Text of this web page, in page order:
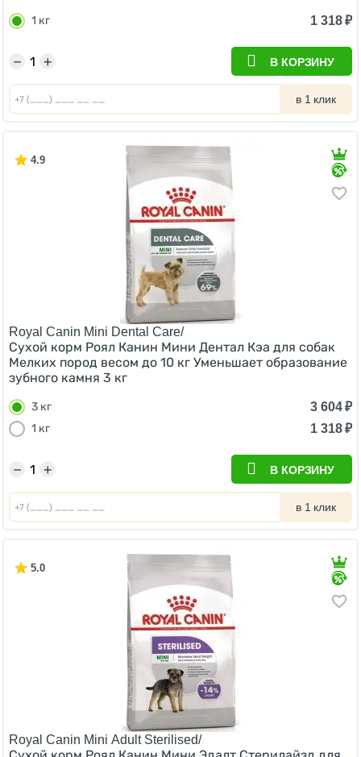
1 кг 1 318₽
+
− В КОРЗИНУ
в 1 клик
4.9
Royal Canin Mini Dental Care/
Сухой корм Роял Канин Мини Дентал Кэа для собак
Мелких пород весом до 10 кг Уменьшает образование
зубного камня 3 кг
3 кг 3 604₽
1 кг
1 318₽
+
− В КОРЗИНУ
в 1 клик
5.0
Royal Canin Mini Adult Sterilised/